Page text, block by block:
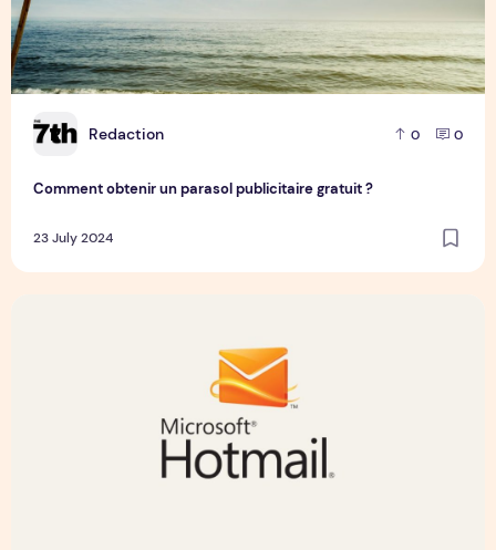
R Redaction 0 0
Comment obtenir un parasol publicitaire gratuit ?
23 July 2024